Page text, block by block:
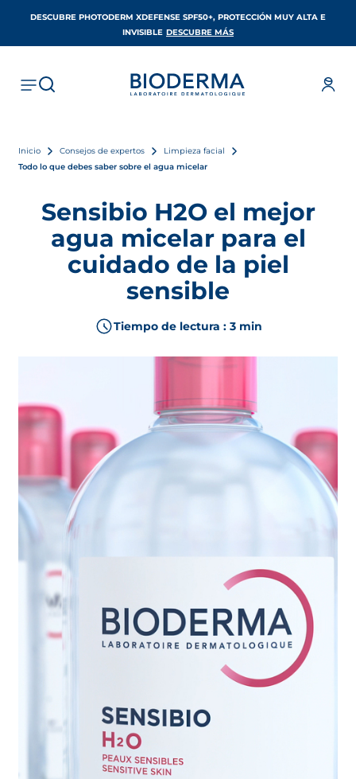
DESCUBRE PHOTODERM XDEFENSE SPF50+, PROTECCIÓN MUY ALTA E
INVISIBLE DESCUBRE MÁS
Inicio Consejos de expertos
Limpieza facial
Todo lo que debes saber sobre el agua micelar
Sensibio H2O el mejor
agua micelar para el
cuidado de la piel
sensible
Tiempo de lectura : 3 min